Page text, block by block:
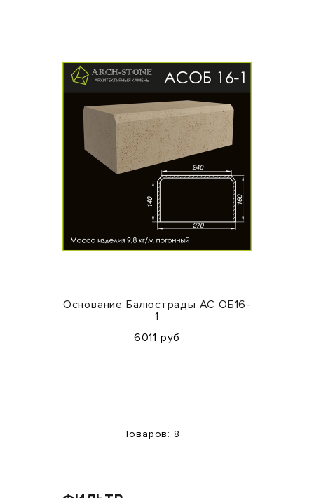
Основание Балюстрады АС ОБ16-
1
6011 руб
Товаров: 8